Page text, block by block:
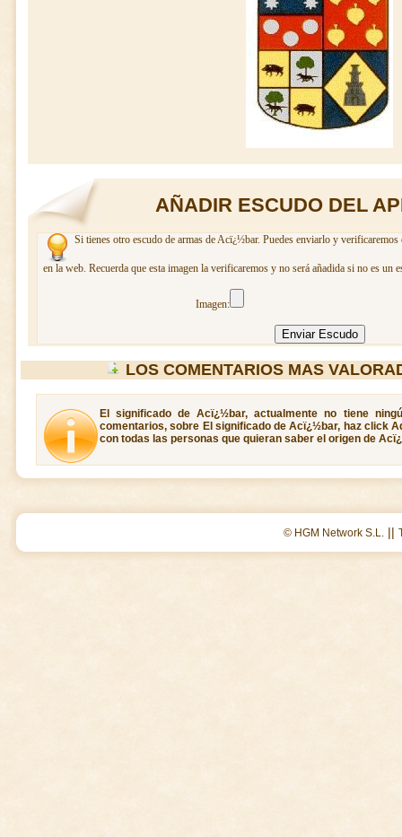
AÑADIR ESCUDO DEL
Si tienes otro escudo de armas de Acï¿½bar. Puedes enviarlo y
en la web. Recuerda que esta imagen la verificaremos y no será añadida si no es un
Imagen:
LOS COMENTARIOS MAS
El significado de Acï¿½bar, actualmente no tiene
comentarios, sobre El significado de Acï¿½bar, haz click
con todas las personas que quieran saber el origen de
© HGM Network S.L. ||